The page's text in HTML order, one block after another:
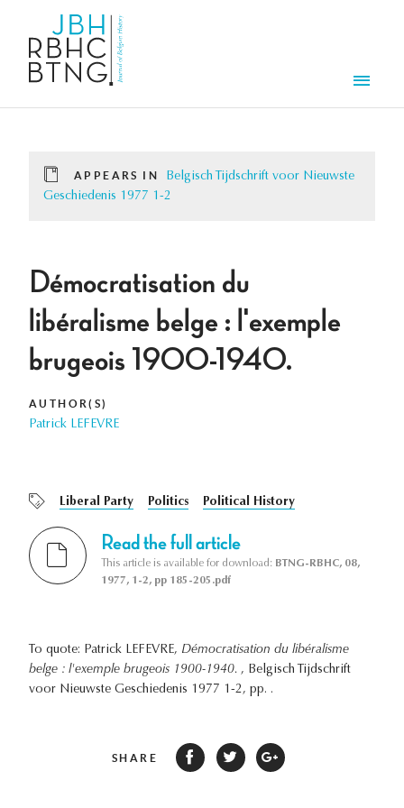
APPEARS IN
Belgisch Tijdschrift voor Nieuwste
Geschiedenis 1977 1-2
Démocratisation du
libéralisme belge : l'exemple
brugeois 1900-1940.
AUTHOR(S)
Patrick LEFEVRE
Liberal Party Politics Political History
Read the full article
This article is available for download: BTNG-RBHC, 08,
1977, 1-2, pp 185-205.pdf
To quote: Patrick LEFEVRE, Démocratisation du libéralisme
belge : l'exemple brugeois 1900-1940. , Belgisch Tijdschrift
voor Nieuwste Geschiedenis 1977 1-2, pp. .
SHARE